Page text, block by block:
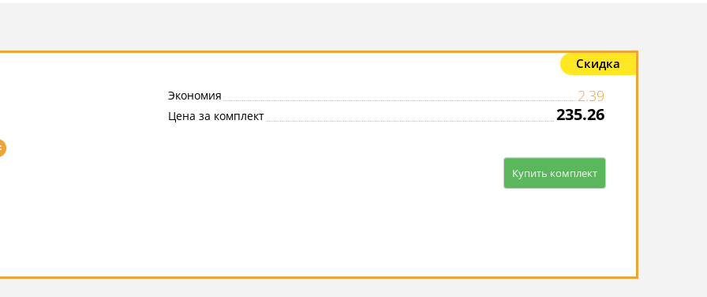
Скидка
Экономия 2.39
Цена за комплект 235.26
Купить комплект